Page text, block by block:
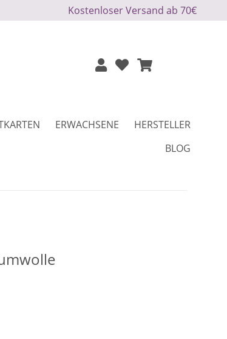
Kostenloser Versand ab 70€
ERWACHSENE
HERSTELLER
BLOG